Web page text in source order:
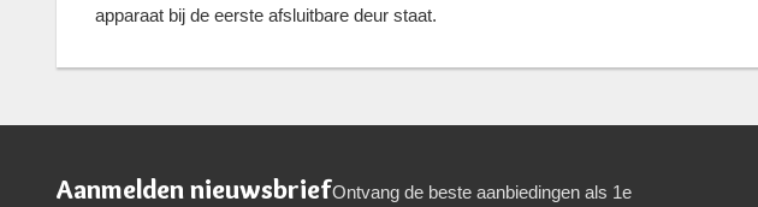
apparaat bij de eerste afsluitbare deur staat.
Aanmelden nieuwsbriefOntvang de beste aanbiedingen als 1e